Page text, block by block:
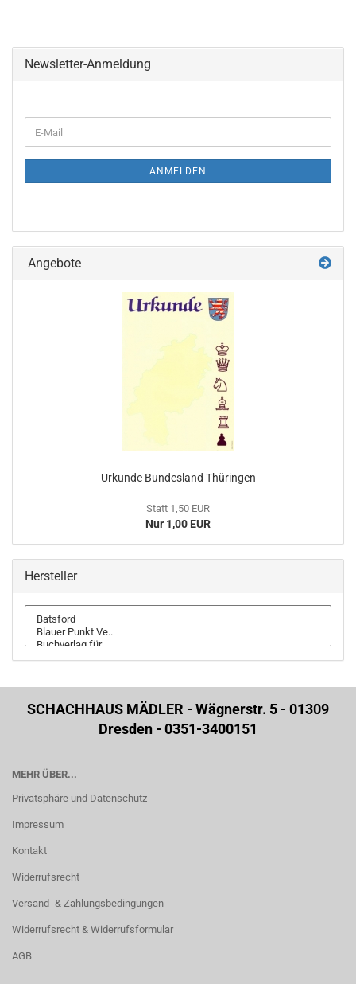
Newsletter-Anmeldung
ZUR
E-
Mail
ANMELDEN
Angebote
Urkunde Bundesland Thüringen
Statt 1,50 EUR
Nur 1,00 EUR
Hersteller
SCHACHHAUS MÄDLER - Wägnerstr. 5 - 01309
Dresden - 0351-3400151
MEHR ÜBER...
Privatsphäre und Datenschutz
Impressum
Kontakt
Widerrufsrecht
Versand- & Zahlungsbedingungen
Widerrufsrecht & Widerrufsformular
AGB